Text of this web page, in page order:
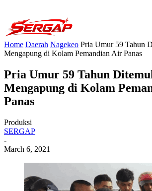
Home Daerah Nagekeo Pria Umur 59 Tahun
Mengapung di Kolam Pemandian Air Panas
Pria Umur 59 Tahun
Mengapung di Kolam
Panas
Produksi
SERGAP
-
March 6, 2021